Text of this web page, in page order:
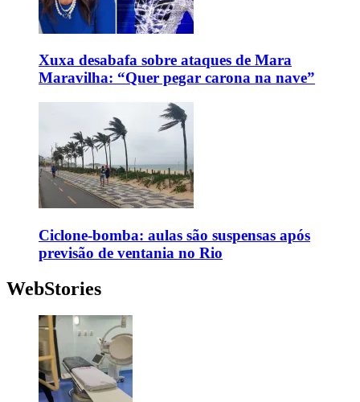
Xuxa desabafa sobre ataques de Mara
Maravilha: “Quer pegar carona na nave”
Ciclone-bomba: aulas são suspensas após
previsão de ventania no Rio
WebStories